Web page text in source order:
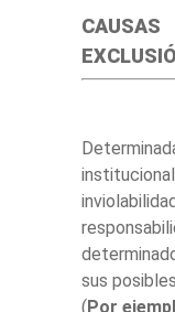
sus
(Por